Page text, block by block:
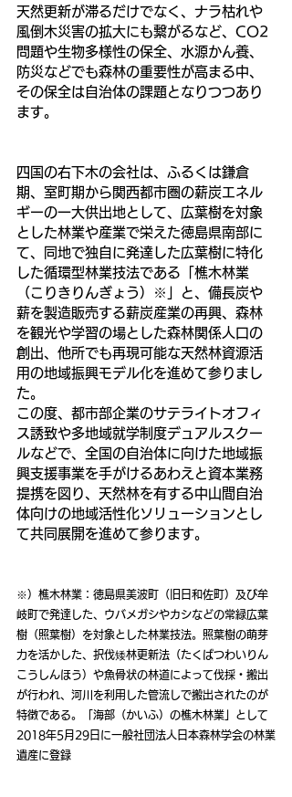
天然更新が滞るだけでなく、ナラ枯れや
風倒木災害の拡大にも繋がるなど、CO2
問題や生物多様性の保全、水源かん養、
防災などでも森林の重要性が高まる中、
その保全は自治体の課題となりつつあり
ます。
四国の右下木の会社は、ふるくは鎌倉
期、室町期から関西都市圏の薪炭エネル
ギーの一大供出地として、広葉樹を対象
とした林業や産業で栄えた徳島県南部に
て、同地で独自に発達した広葉樹に特化
した循環型林業技法である「樵木林業
（こりきりんぎょう）※」と、備長炭や
薪を製造販売する薪炭産業の再興、森林
を観光や学習の場とした森林関係人口の
創出、他所でも再現可能な天然林資源活
用の地域振興モデル化を進めて参りまし
た。
この度、都市部企業のサテライトオフィ
ス誘致や多地域就学制度デュアルスクー
ルなどで、全国の自治体に向けた地域振
興支援事業を手がけるあわえと資本業務
提携を図り、天然林を有する中山間自治
体向けの地域活性化ソリューションとし
て共同展開を進めて参ります。
※）樵木林業：徳島県美波町（旧日和佐町）及び牟
岐町で発達した、ウバメガシやカシなどの常緑広葉
樹（照葉樹）を対象とした林業技法。照葉樹の萌芽
力を活かした、択伐矮林更新法（たくばつわいりん
こうしんほう）や魚骨状の林道によって伐採・搬出
が行われ、河川を利用した管流しで搬出されたのが
特徴である。「海部（かいふ）の樵木林業」として
2018年5月29日に一般社団法人日本森林学会の林業
遺産に登録